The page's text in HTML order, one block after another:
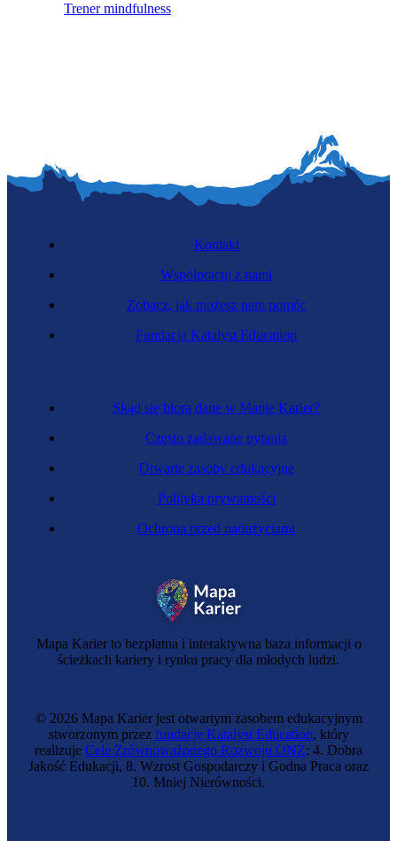
Trener mindfulness
Mapa Karier to bezpłatna i interaktywna baza informacji o
ścieżkach kariery i rynku pracy dla młodych ludzi.
Skąd się biorą dane w Mapie Karier?
Często zadawane pytania
Otwarte zasoby edukacyjne
Polityka prywatności
Ochrona przed nadużyciami
Kontakt
Współpracuj z nami
Zobacz, jak możesz nam pomóc
Fundacja Katalyst Education
© 2026 Mapa Karier jest otwartym zasobem edukacyjnym
stworzonym przez fundację Katalyst Education, który
realizuje Cele Zrównoważonego Rozwoju ONZ: 4. Dobra
Jakość Edukacji, 8. Wzrost Gospodarczy i Godna Praca oraz
10. Mniej Nierówności.